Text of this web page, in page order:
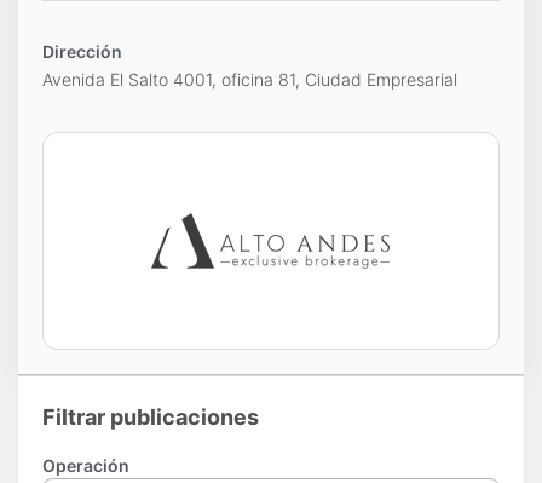
Dirección
Avenida El Salto 4001, oficina 81, Ciudad Empresarial
Filtrar publicaciones
Operación